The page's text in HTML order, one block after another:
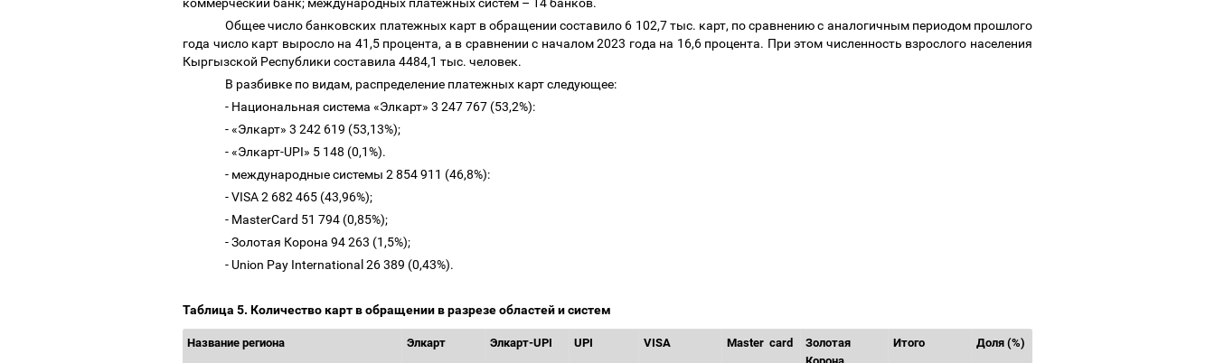
Общее число банковских платежных карт в обращении составило 6 102,7 тыс. карт, по сравнению с аналогичным периодом прошлого
года число карт выросло на 41,5 процента, а в сравнении с началом 2023 года на 16,6 процента. При этом численность взрослого населения
Кыргызской Республики составила 4484,1 тыс. человек.
В разбивке по видам, распределение платежных карт следующее:
- Национальная система «Элкарт» 3 247 767 (53,2%):
- «Элкарт» 3 242 619 (53,13%);
- «Элкарт-UPI» 5 148 (0,1%).
- международные системы 2 854 911 (46,8%):
- VISA 2 682 465 (43,96%);
- MasterCard 51 794 (0,85%);
- Золотая Корона 94 263 (1,5%);
- Union Pay International 26 389 (0,43%).
Таблица 5. Количество карт в обращении в разрезе областей и систем
Название региона Элкарт Элкарт-UPI UPI VISA Master сard
Золотая
Итого Доля (%)